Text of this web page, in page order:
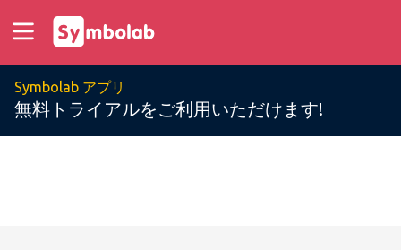
Symbolab アプリ
無料トライアルをご利用いただけます!